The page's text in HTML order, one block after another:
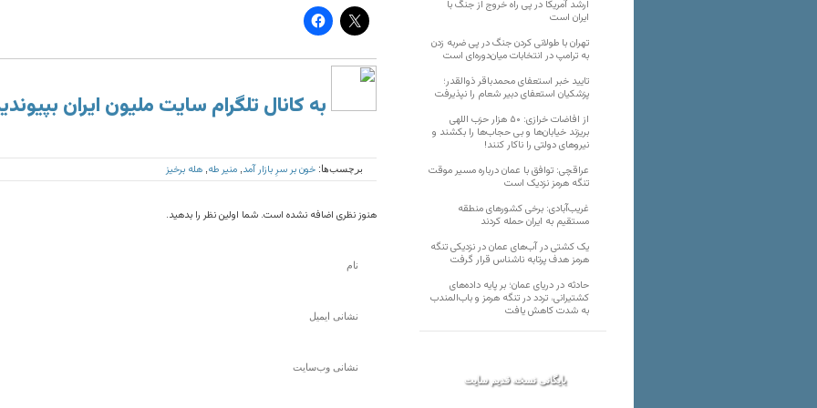
به کانال تلگرام سایت ملیون ایران
برچسب‌ها: خون بر سرِ بازار آمد منیر طه هله برخيز
هنوز نظری اضافه نشده است. شما اولین نظر را بدهید.
ارشد آمریکا در پی راه خروج از جنگ با
ایران است
تهران با طولانی کردن جنگ در پی ضربه زدن
به ترامپ در انتخابات میان‌دوره‌ای است
تایید خبر استعفای محمدباقر ذوالقدر؛
پزشکیان استعفای دبیر شعام را نپذیرفت
از افاضات خرازی: ۵۰ هزار حزب اللهی
بریزند خیابان‌ها و بی حجاب‌ها را بکشند و
نیرو‌های دولتی را ناکار کنند!
عراقچی: توافق با عمان درباره مسیر موقت
تنگه هرمز نزدیک است
غریب‌آبادی: برخی کشورهای منطقه
مستقیم به ایران حمله کردند
یک کشتی در آب‌های عمان در نزدیکی تنگه
هرمز هدف پرتابه ناشناس قرار گرفت
حادثه در دریای عمان؛ بر پایه داده‌های
کشتیرانی، تردد در تنگه هرمز و باب‌المندب
به شدت کاهش یافت
بایگانی نسخه قدیم سایت